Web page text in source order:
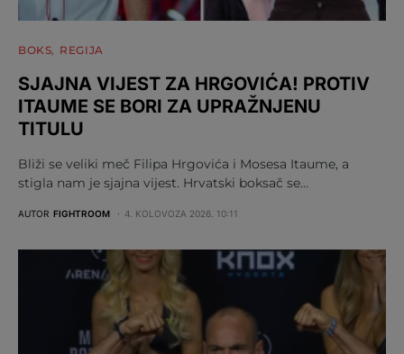
BOKS REGIJA
SJAJNA VIJEST ZA HRGOVIĆA! PROTIV
ITAUME SE BORI ZA UPRAŽNJENU
TITULU
Bliži se veliki meč Filipa Hrgovića i Mosesa Itaume, a
stigla nam je sjajna vijest. Hrvatski boksač se…
AUTOR FIGHTROOM 4. KOLOVOZA 2026. 10:11